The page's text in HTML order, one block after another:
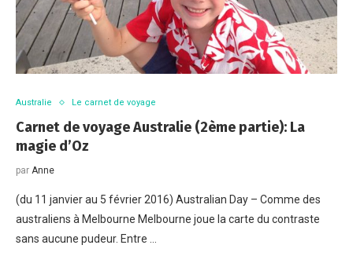
Australie Le carnet de voyage
Carnet de voyage Australie (2ème partie): La
magie d’Oz
par Anne
(du 11 janvier au 5 février 2016) Australian Day – Comme des
australiens à Melbourne Melbourne joue la carte du contraste
sans aucune pudeur. Entre …